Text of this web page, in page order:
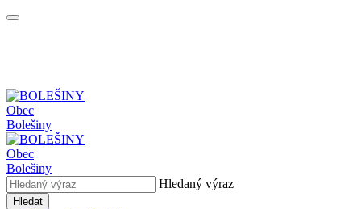
Obec
Bolešiny
Obec
Bolešiny
Hledaný výraz
Hledat